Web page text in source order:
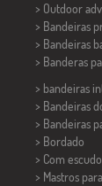
> Outdoor
> Bandeiras
> Bandeiras
> Banderas
> bandeiras
> Bandeiras
> Bandeiras
> Bordado
> Com escudo
> Mastros